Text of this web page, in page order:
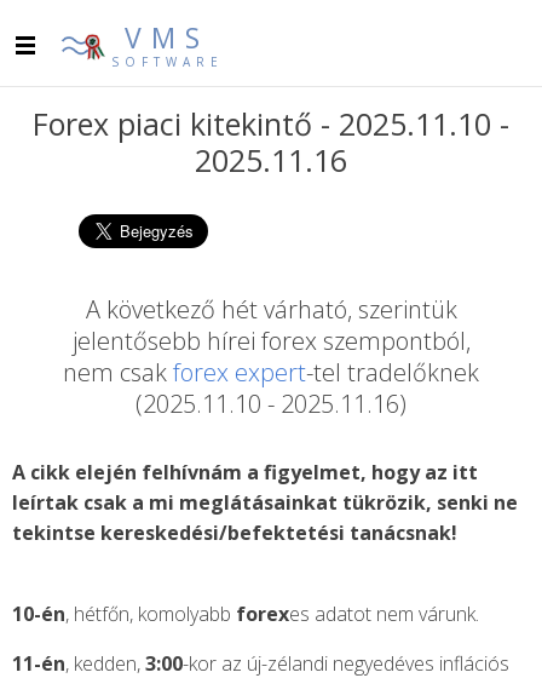
VMS
SOFTWARE
Forex piaci kitekintő - 2025.11.10 -
2025.11.16
A következő hét várható, szerintük
jelentősebb hírei forex szempontból,
nem csakforex expert-tel tradelőknek
(2025.11.10 - 2025.11.16)
A cikk elején felhívnám a figyelmet, hogy az itt
leírtak csak a mi meglátásainkat tükrözik, senki ne
tekintse kereskedési/befektetési tanácsnak!
10-én, hétfőn, komolyabb forexes adatot nem várunk.
11-én, kedden,3:00-kor az új-zélandi negyedéves inflációs